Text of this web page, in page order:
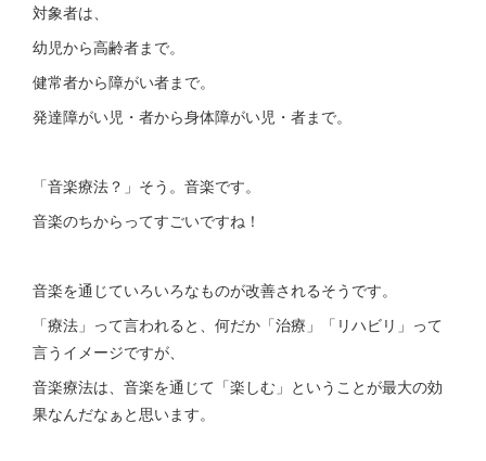
対象者は、
幼児から高齢者まで。
健常者から障がい者まで。
発達障がい児・者から身体障がい児・者まで。
「音楽療法？」そう。音楽です。
音楽のちからってすごいですね！
音楽を通じていろいろなものが改善されるそうです。
「療法」って言われると、何だか「治療」「リハビリ」って
言うイメージですが、
音楽療法は、音楽を通じて「楽しむ」ということが最大の効
果なんだなぁと思います。